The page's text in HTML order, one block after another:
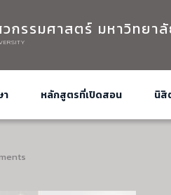
รรมศาสตร์ มหาวิทยาลั
หลักสูตรที่เปิดสอน นิสิ